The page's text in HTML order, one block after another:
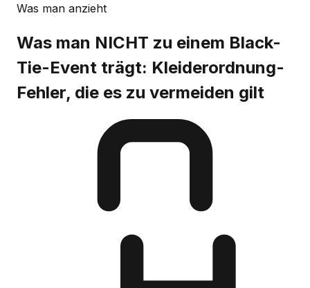
Was man anzieht
Was man NICHT zu einem Black-
Tie-Event trägt: Kleiderordnung-
Fehler, die es zu vermeiden gilt